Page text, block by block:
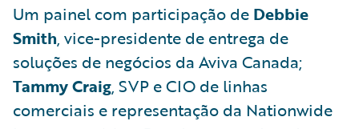
Um painel com participação de Debbie
Smith, vice-presidente de entrega de
soluções de negócios da Aviva Canada;
Tammy Craig, SVP e CIO de linhas
comerciais e representação da Nationwide